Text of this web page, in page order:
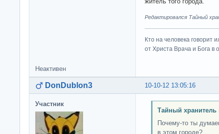
Редактировался Тайный
Кто на человека говорит
от Христа Врача и Бога в
Неактивен
10-10-12 13:05:16
DonDublon3
Участник
Тайный хранитель
Почему-то ты
в этом городе?